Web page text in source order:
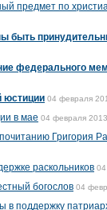
предмет по
быть
федерального
юстиции 04 февраля
в мае 04 февраля
Григория
раскольников
богослов 04
в поддержку